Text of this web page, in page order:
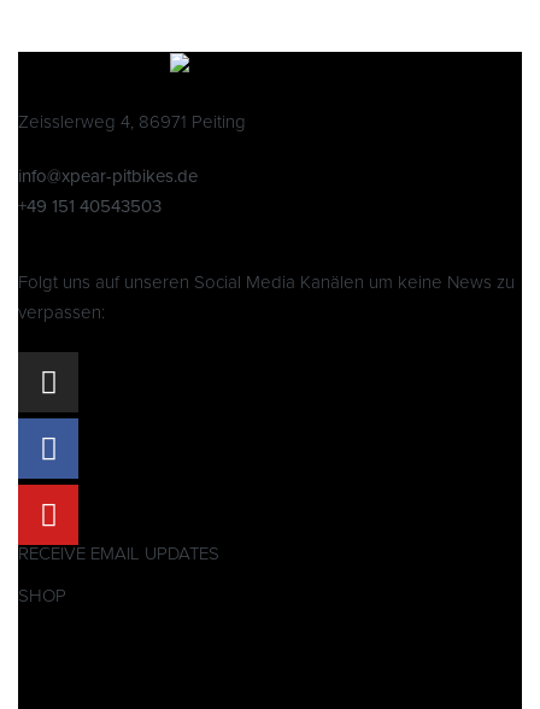
Zeisslerweg 4, 86971 Peiting
info@xpear-pitbikes.de
+49 151 40543503
Folgt uns auf unseren Social Media Kanälen um keine News zu
verpassen:
RECEIVE EMAIL UPDATES
SHOP